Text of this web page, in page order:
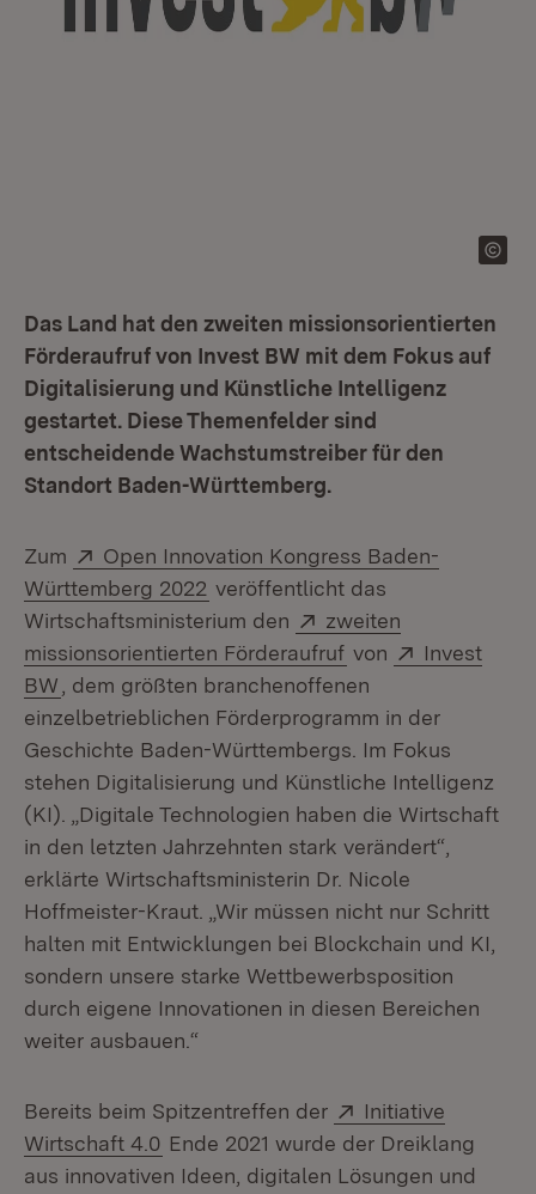
Das Land hat den zweiten missionsorientierten
Förderaufruf von Invest BW mit dem Fokus auf
Digitalisierung und Künstliche Intelligenz
gestartet. Diese Themenfelder sind
entscheidende Wachstumstreiber für den
Standort Baden-Württemberg.
Zum Extern:
Open Innovation Kongress Baden-
Württemberg 2022 (Öffnet in neuem Fenster)
veröffentlicht das
Wirtschaftsministerium den
Extern:
zweiten
missionsorientierten Förderaufruf (Öffnet in neuem
von Extern:
Invest
BW (Öffnet in neuem Fenster)
, dem größten branchenoffenen
einzelbetrieblichen Förderprogramm in der
Geschichte Baden-Württembergs. Im Fokus
stehen Digitalisierung und Künstliche Intelligenz
(KI). „Digitale Technologien haben die Wirtschaft
in den letzten Jahrzehnten stark verändert“,
erklärte Wirtschaftsministerin Dr. Nicole
Hoffmeister-Kraut. „Wir müssen nicht nur Schritt
halten mit Entwicklungen bei Blockchain und KI,
sondern unsere starke Wettbewerbsposition
durch eigene Innovationen in diesen Bereichen
weiter ausbauen.“
Bereits beim Spitzentreffen der Extern:
Initiative
Wirtschaft 4.0 (Öffnet in neuem Fenster)
Ende 2021 wurde der Dreiklang
aus innovativen Ideen, digitalen Lösungen und